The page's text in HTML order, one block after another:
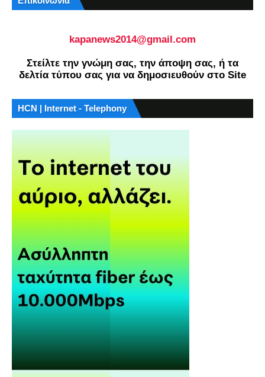
kapanews2014@gmail.com
Στείλτε την γνώμη σας, την άποψη σας, ή τα
δελτία τύπου σας για να δημοσιευθούν στο Site
HCN | Internet - Telephony